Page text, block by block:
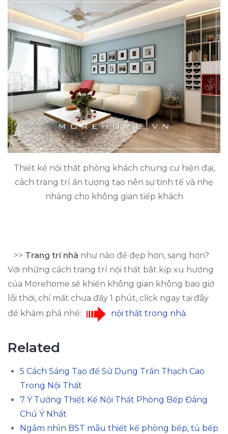
Thiết kế nội thất phòng khách chung cư hiện đại,
cách trang trí ấn tượng tạo nên sự tinh tế và nhẹ
nhàng cho không gian tiếp khách
>> Trang trí nhà như nào để đẹp hơn, sang hơn?
Với những cách trang trí nội thất bắt kịp xu hướng
của Morehome sẽ khiến không gian không bao giờ
lỗi thời, chỉ mất chưa đầy 1 phút, click ngay tại đây
để khám phá nhé:
nội thất trong nhà.
Related
5 Cách Sáng Tạo để Sử Dụng Trần Thạch Cao
Trong Nội Thất
7 Ý Tưởng Thiết Kế Nội Thất Phòng Bếp Đáng
Chú Ý Nhất
Ngắm nhìn BST mẫu thiết kế phòng bếp, tủ bếp